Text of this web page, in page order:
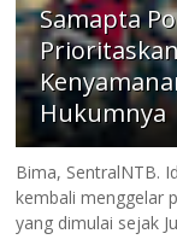
Samapta
Hukumnya
Bima, SentralNTB.
kembali menggelar
yang dimulai sejak